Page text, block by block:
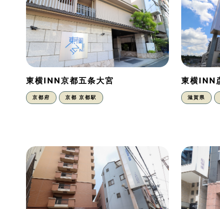
東横INN京都五条大宮
京都府 京都 京都駅
東横INN
滋賀県